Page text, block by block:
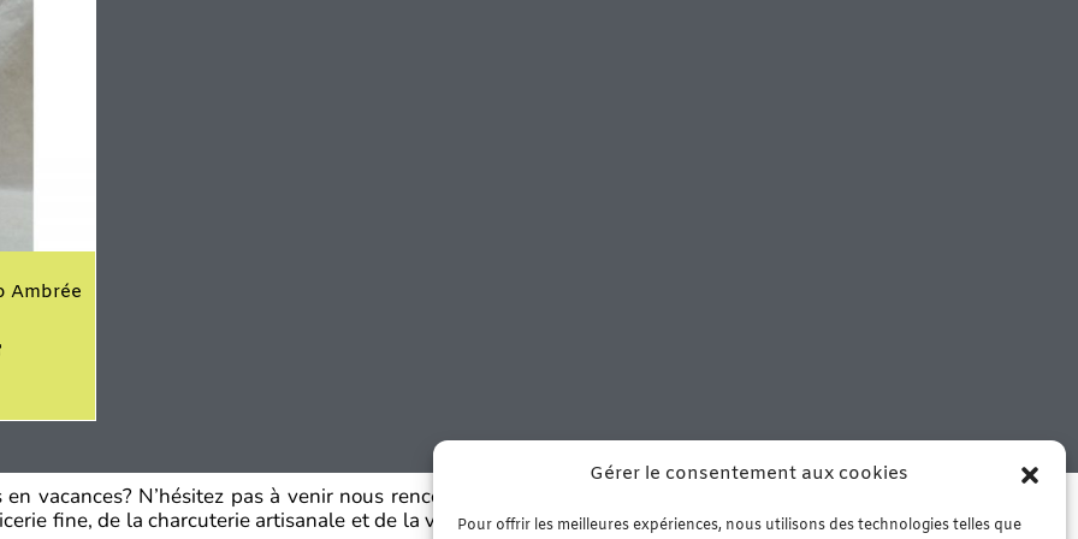
Gérer le consentement aux cookies
Pour offrir les meilleures expériences, nous utilisons des technologies telles que
Ambrée
vacances? N’hésitez pas à venir nous rencontrer dans notre boutique de Murviel les
fine, de la charcuterie artisanale et de la viande fraîche – Arrivage le mercredi matin